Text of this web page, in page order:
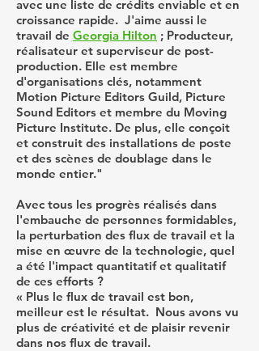
avec une liste de crédits enviable et en
croissance rapide. J'aime aussi le
travail de Georgia Hilton ; Producteur,
réalisateur et superviseur de post-
production. Elle est membre
d'organisations clés, notamment
Motion Picture Editors Guild, Picture
Sound Editors et membre du Moving
Picture Institute. De plus, elle conçoit
et construit des installations de poste
et des scènes de doublage dans le
monde entier."
Avec tous les progrès réalisés dans
l'embauche de personnes formidables,
la perturbation des flux de travail et la
mise en œuvre de la technologie, quel
a été l'impact quantitatif et qualitatif
de ces efforts ?
« Plus le flux de travail est bon,
meilleur est le résultat. Nous avons vu
plus de créativité et de plaisir revenir
dans nos flux de travail.